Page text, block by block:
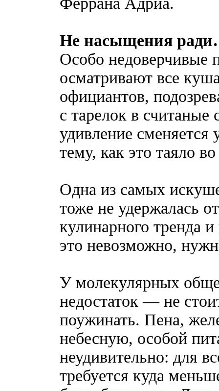
Не насыщения
Особо недоверчивые
осматривают все
официантов,
с тарелок в
удивление сменяется
тему, как это таяло
Одна из самых
тоже не удержалась
кулинарного тренда
это невозможно,
У молекулярных
недостаток — не
поужинать. Пена,
небесную, особой
неудивительно: для
требуется куда